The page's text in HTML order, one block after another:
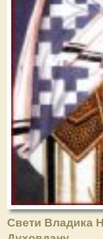
Свети Владика